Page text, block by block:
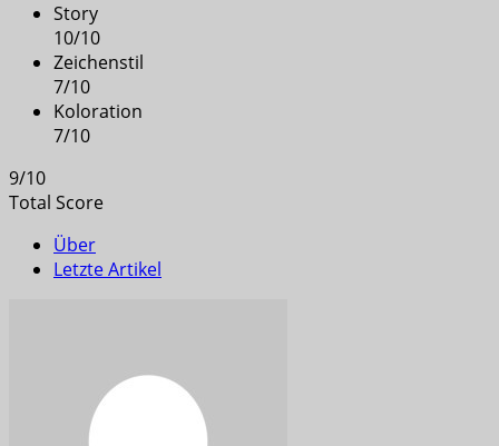
Story
10/10
Zeichenstil
7/10
Koloration
7/10
9/10
Total Score
Über
Letzte Artikel